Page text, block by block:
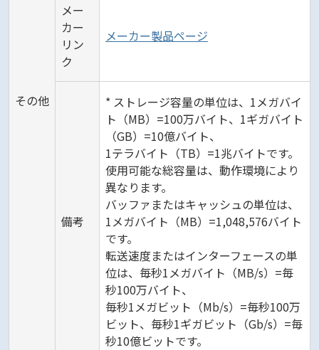
その他
メー
カー
リン
ク
メーカー製品ページ
備考
* ストレージ容量の単位は、1メガバイ
ト（MB）=100万バイト、1ギガバイト
（GB）=10億バイト、
1テラバイト（TB）=1兆バイトです。
使用可能な総容量は、動作環境により
異なります。
バッファまたはキャッシュの単位は、
1メガバイト（MB）=1,048,576バイト
です。
転送速度またはインターフェースの単
位は、毎秒1メガバイト（MB/s）=毎
秒100万バイト、
毎秒1メガビット（Mb/s）=毎秒100万
ビット、毎秒1ギガビット（Gb/s）=毎
秒10億ビットです。